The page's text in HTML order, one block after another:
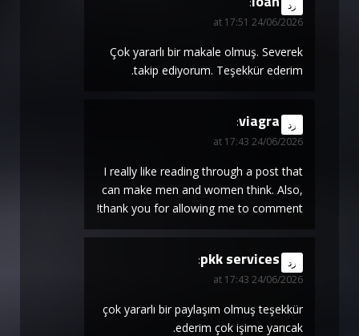
24/06/2026 at 17:51
رد
Çok yararlı bir makale olmuş. Severek
takip ediyorum. Teşekkür ederim.
viagra
says:
24/06/2026 at 17:43
رد
I really like reading through a post that
can make men and women think. Also,
thank you for allowing me to comment!
pkk services
says:
24/06/2026 at 17:43
رد
çok yararlı bir paylaşım olmuş teşekkür
ederim çok işime yarıcak.